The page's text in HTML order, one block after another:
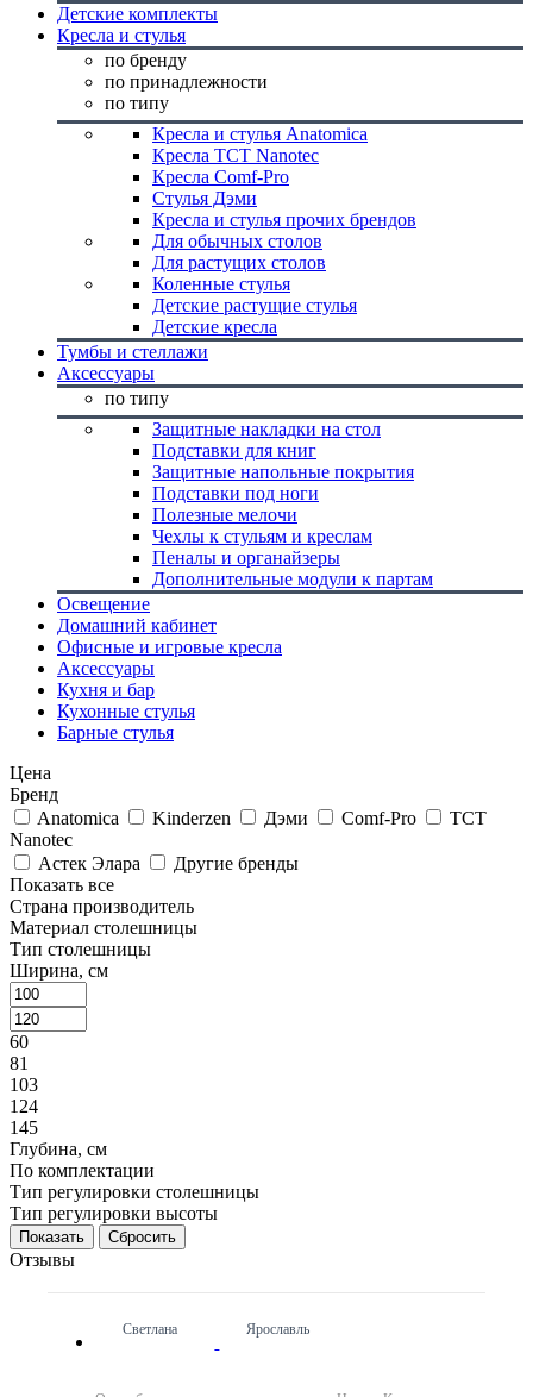
Детские комплекты
Кресла и стулья
по бренду
по принадлежности
по типу
Кресла и стулья Anatomica
Кресла TCT Nanotec
Кресла Comf-Pro
Стулья Дэми
Кресла и стулья прочих брендов
Для обычных столов
Для растущих столов
Коленные стулья
Детские растущие стулья
Детские кресла
Тумбы и стеллажи
Аксессуары
по типу
Защитные накладки на стол
Подставки для книг
Защитные напольные покрытия
Подставки под ноги
Полезные мелочи
Чехлы к стульям и креслам
Пеналы и органайзеры
Дополнительные модули к партам
Освещение
Домашний кабинет
Офисные и игровые кресла
Аксессуары
Кухня и бар
Кухонные стулья
Барные стулья
Цена
Бренд
Anatomica
Kinderzen Дэми Comf-Pro
TCT
Nanotec
Астек Элара
Другие бренды
Показать все
Страна производитель
Материал столешницы
Тип столешницы
Ширина, см
60
81
103
124
145
Глубина, см
По комплектации
Тип регулировки столешницы
Тип регулировки высоты
Сбросить
Отзывы
Светлана Ярославль